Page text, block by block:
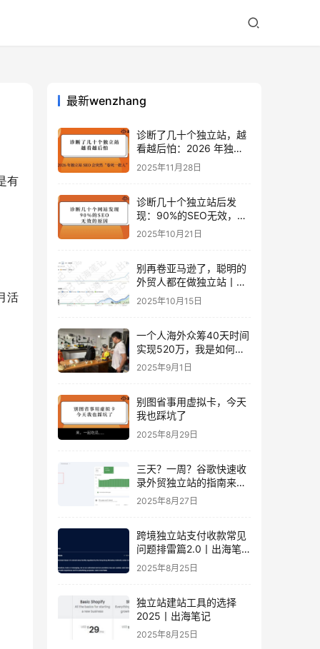
有
活
最新wenzhang
诊断了几十个独立站，越
看越后怕：2026 年独立
站 SEO 可能会突然“卷死
一批人”？
2025年11月28日
诊断几十个独立站后发
现：90%的SEO无效，是
因为忽略了这关键一步
2025年10月21日
别再卷亚马逊了，聪明的
外贸人都在做独立站丨出
海笔记
2025年10月15日
一个人海外众筹40天时间
实现520万，我是如何做
到的？丨出海笔记
2025年9月1日
别图省事用虚拟卡，今天
我也踩坑了
2025年8月29日
三天？一周？谷歌快速收
录外贸独立站的指南来
了！丨出海笔记
2025年8月27日
跨境独立站支付收款常见
问题排雷篇2.0丨出海笔
记
2025年8月25日
独立站建站工具的选择
2025丨出海笔记
2025年8月25日